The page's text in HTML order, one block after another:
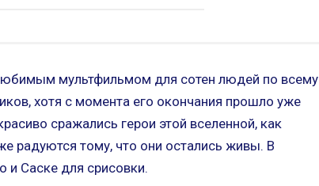
мультфильмом для сотен людей по всему
хотя с момента его окончания прошло уже
сражались герои этой вселенной, как
радуются тому, что они остались живы. В
и Саске для срисовки.